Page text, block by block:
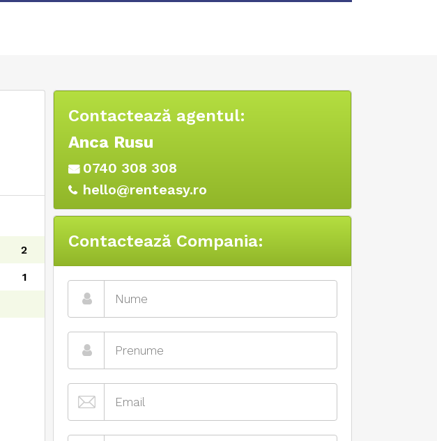
2
1
Contactează agentul:
Anca Rusu
0740 308 308
hello@renteasy.ro
Contactează Compania: